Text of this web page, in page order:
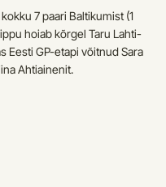
7 paari Baltikumist (1
hoiab kõrgel Taru Lahti-
Eesti GP-etapi võitnud Sara
Ahtiainenit.